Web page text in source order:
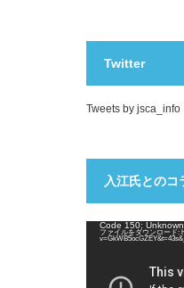
Twitter
Tweets by jsca_info
入江氏とのコ
Code 150: Unknown
ファイルをダウンロード: